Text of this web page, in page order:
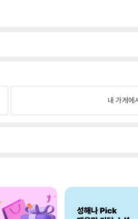
내 가게에